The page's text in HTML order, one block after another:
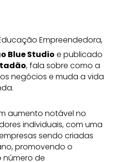
Empreendedora,
Blue Studio e publicado
, fala sobre como a
negócios e muda a vida
aumento notável no
individuais, com uma
sendo criadas
promovendo o
número de